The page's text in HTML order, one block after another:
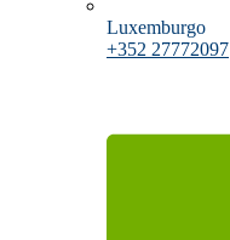
Luxemburgo
+352 27772097